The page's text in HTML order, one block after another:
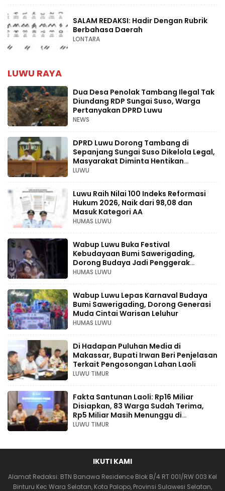
SALAM REDAKSI: Hadir Dengan Rubrik
Berbahasa Daerah
LONTARA
LUWU RAYA
Dua Desa Penolak Tambang Ilegal Tak
Diundang RDP Sungai Suso, Warga
Pertanyakan DPRD Luwu
NEWS
DPRD Luwu Dorong Tambang di
Sepanjang Sungai Suso Dikelola Legal,
Masyarakat Diminta Hentikan
Aktivitas Ilegal
LUWU
Luwu Raih Nilai 100 Indeks Reformasi
Hukum 2026, Naik dari 98,08 dan
Masuk Kategori AA
HUMAS LUWU
Wabup Luwu Buka Festival
Kebudayaan Bumi Sawerigading,
Dorong Budaya Jadi Penggerak
Ekonomi Kreatif
HUMAS LUWU
Wabup Luwu Lepas Karnaval Budaya
Bumi Sawerigading, Dorong Generasi
Muda Cintai Warisan Leluhur
HUMAS LUWU
Di Hadapan Puluhan Media di
Makassar, Bupati Irwan Beri Penjelasan
Terkait Pengosongan Lahan Laoli
LUWU TIMUR
Fakta Santunan Laoli: Rp16 Miliar
Disiapkan, 83 Warga Sudah Terima,
Rp5 Miliar Masih Menunggu di
Pengadilan
LUWU TIMUR
IKUTI KAMI
Alamat Redaksi: BTN Banawa Residence Blok B/4 RT 001/RW 003 Kel
Binturu Kec Wara Selatan, Kota Palopo, Provinsi Sulawesi Selatan,